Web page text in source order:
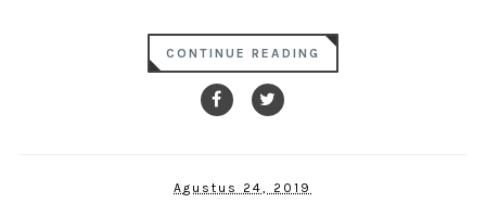
CONTINUE READING
Agustus 24, 2019